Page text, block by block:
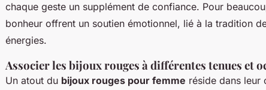
chaque geste un supplément de confiance. Pour
bonheur offrent un soutien émotionnel, lié à la tradition
énergies.
Associer les bijoux rouges à différentes tenues et
Un atout du bijoux rouges pour femme réside dans leur